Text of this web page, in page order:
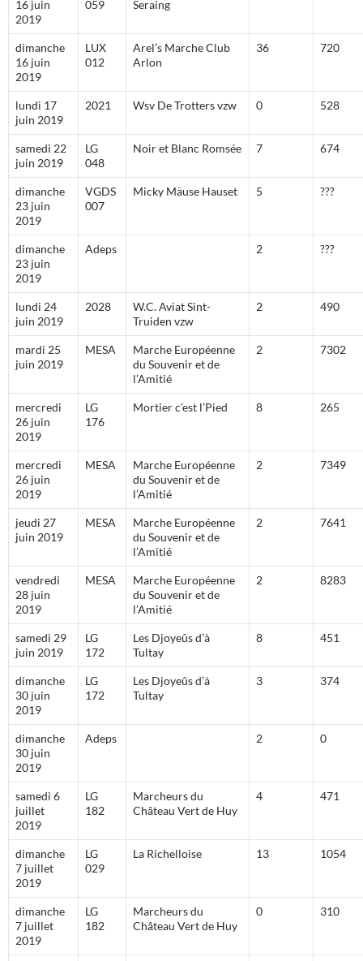
16 juin
2019
059 Seraing
dimanche
16 juin
2019
LUX
012
Arel’s Marche Club
Arlon
36 720
lundi 17
juin 2019
2021 Wsv De Trotters vzw 0 528
samedi 22
juin 2019
LG
048
Noir et Blanc Romsée 7 674
dimanche
23 juin
2019
VGDS
007
Micky Mäuse Hauset 5 ???
dimanche
23 juin
2019
Adeps 2 ???
lundi 24
juin 2019
2028
W.C. Aviat Sint-
Truiden vzw
2 490
mardi 25
juin 2019
MESA
Marche Européenne
du Souvenir et de
l’Amitié
2 7302
mercredi
26 juin
2019
LG
176
Mortier c’est l’Pied 8 265
mercredi
26 juin
2019
MESA
Marche Européenne
du Souvenir et de
l’Amitié
2 7349
jeudi 27
juin 2019
MESA
Marche Européenne
du Souvenir et de
l’Amitié
2 7641
vendredi
28 juin
2019
MESA
Marche Européenne
du Souvenir et de
l’Amitié
2 8283
samedi 29
juin 2019
LG
172
Les Djoyeûs d’à
Tultay
8 451
dimanche
30 juin
2019
LG
172
Les Djoyeûs d’à
Tultay
3 374
dimanche
30 juin
2019
Adeps 2 0
samedi 6
juillet
2019
LG
182
Marcheurs du
Château Vert de Huy
4 471
dimanche
7 juillet
2019
LG
029
La Richelloise 13 1054
dimanche
7 juillet
2019
LG
182
Marcheurs du
Château Vert de Huy
0 310